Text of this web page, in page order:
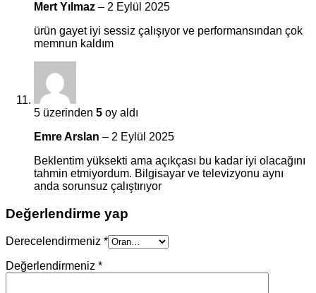
Mert Yılmaz – 2 Eylül 2025
ürün gayet iyi sessiz çalışıyor ve performansından çok
memnun kaldım
5 üzerinden 5 oy aldı
Emre Arslan – 2 Eylül 2025
Beklentim yüksekti ama açıkçası bu kadar iyi olacağını
tahmin etmiyordum. Bilgisayar ve televizyonu aynı
anda sorunsuz çalıştırıyor
Değerlendirme yap
Derecelendirmeniz *
Değerlendirmeniz *